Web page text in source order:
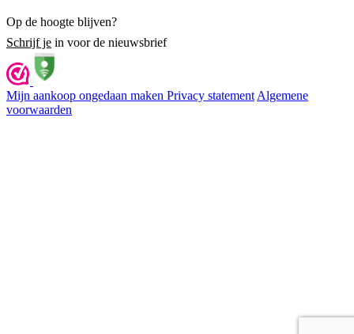
Op de hoogte blijven?
Schrijf je in voor de nieuwsbrief
Mijn aankoop ongedaan maken Privacy statement Algemene
voorwaarden